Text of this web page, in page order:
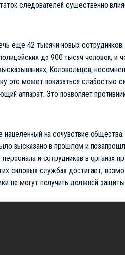
следователей существенно
еще 42 тысячи новых
до 900 тысяч человек, и
Колокольцев,
это может показаться слабостью
аппарат. Это позволяет
на сочувствие
высказано в прошлом и
и сотрудников в органах
силовых службах достигает,
не могут получить должной